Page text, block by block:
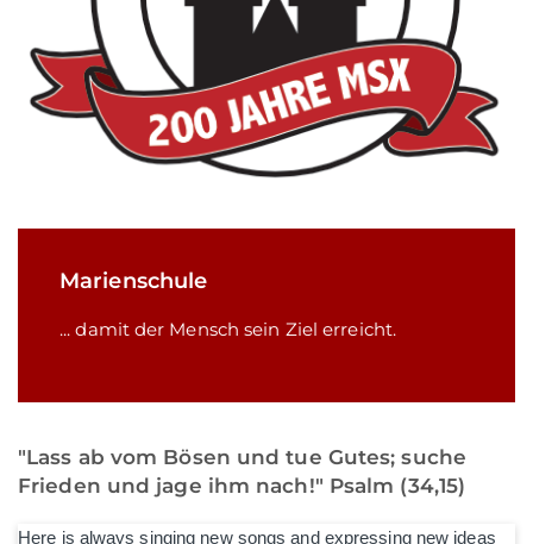
Marienschule
... damit der Mensch sein Ziel erreicht.
"Lass ab vom Bösen und tue Gutes; suche
Frieden und jage ihm nach!" Psalm (34,15)
Here is always singing new songs and expressing new ideas